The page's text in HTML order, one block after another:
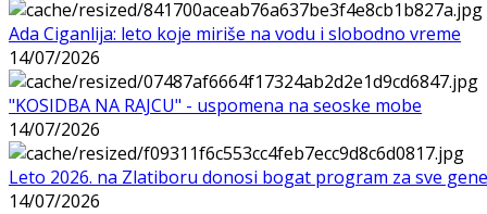
Ada Ciganlija: leto koje miriše na vodu i slobodno vreme
14/07/2026
"KOSIDBA NA RAJCU" - uspomena na seoske mobe
14/07/2026
Leto 2026. na Zlatiboru donosi bogat program za sve
14/07/2026